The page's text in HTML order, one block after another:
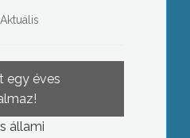
egy éves
állami